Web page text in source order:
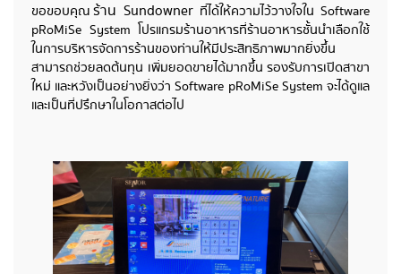
ขอขอบคุณร้าน Sundowner ที่ได้ให้ความไว้วางใจใน Software
pRoMiSe System โปรแกรมร้านอาหารที่ร้านอาหารชั้นนำเลือกใช้
ในการบริหารจัดการร้านของท่านให้มีประสิทธิภาพมากยิ่งขึ้น
สามารถช่วยลดต้นทุน เพิ่มยอดขายได้มากขึ้น รองรับการเปิดสาขา
ใหม่ และหวังเป็นอย่างยิ่งว่า Software pRoMiSe System จะได้ดูแล
และเป็นที่ปรึกษาในโอกาสต่อไป